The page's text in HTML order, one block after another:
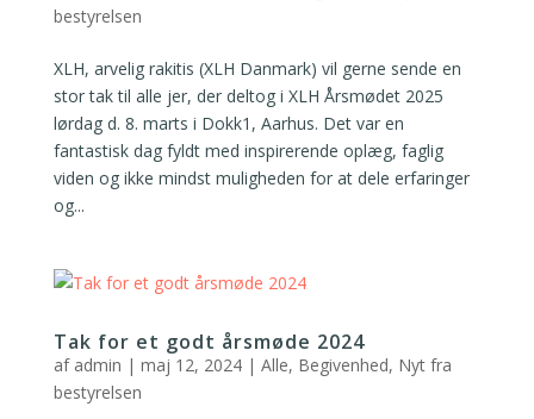
bestyrelsen
XLH, arvelig rakitis (XLH Danmark) vil gerne sende en
stor tak til alle jer, der deltog i XLH Årsmødet 2025
lørdag d. 8. marts i Dokk1, Aarhus. Det var en
fantastisk dag fyldt med inspirerende oplæg, faglig
viden og ikke mindst muligheden for at dele erfaringer
og...
Tak for et godt årsmøde 2024
af admin | maj 12, 2024| Alle, Begivenhed, Nyt fra
bestyrelsen